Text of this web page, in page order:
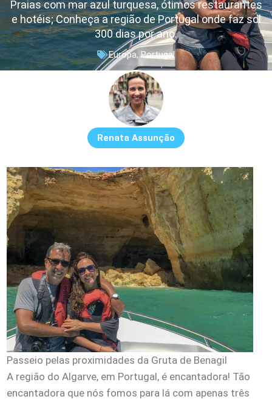
Praias com mar azul turquesa, ótimos restaurantes
e hotéis; Conheça a região de Portugal onde faz sol
300 dias por ano.
Europa,Portugal
Renata Assunção
Passeio pelas proximidades da Gruta de Benagil
A região do Algarve, em Portugal, é encantadora! Tão
encantadora que nós fomos para lá com apenas três